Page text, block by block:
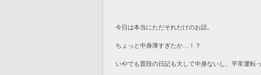
今日は本当にただそれだけのお話。
ちょっと中身薄すぎたか…！？
いやでも普段の日記も大して中身ないし、平常運転